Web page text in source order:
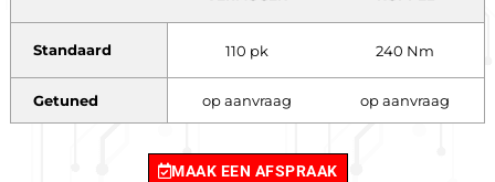
Standaard 110 pk 240 Nm
Getuned op aanvraag op aanvraag
MAAK EEN AFSPRAAK